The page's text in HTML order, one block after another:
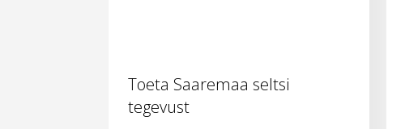
Toeta Saaremaa seltsi
tegevust